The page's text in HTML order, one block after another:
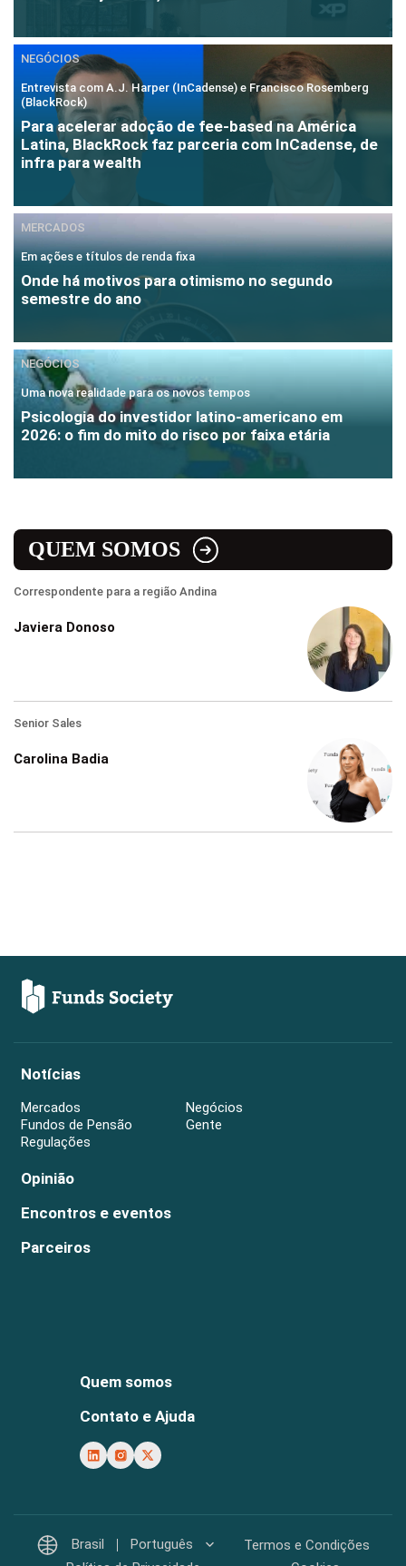
NEGÓCIOS
Entrevista com A.J. Harper (InCadense) e Francisco Rosemberg
(BlackRock)
Para acelerar adoção de fee-based na América
Latina, BlackRock faz parceria com InCadense, de
infra para wealth
MERCADOS
Em ações e títulos de renda fixa
Onde há motivos para otimismo no segundo
semestre do ano
NEGÓCIOS
Uma nova realidade para os novos tempos
Psicologia do investidor latino-americano em
2026: o fim do mito do risco por faixa etária
QUEM SOMOS
Correspondente para a região Andina
Javiera Donoso
Senior Sales
Carolina Badia
Notícias
Mercados
Negócios
Fundos de Pensão
Gente
Regulações
Opinião
Encontros e eventos
Parceiros
Quem somos
Contato e Ajuda
Brasil Português
Termos e Condições